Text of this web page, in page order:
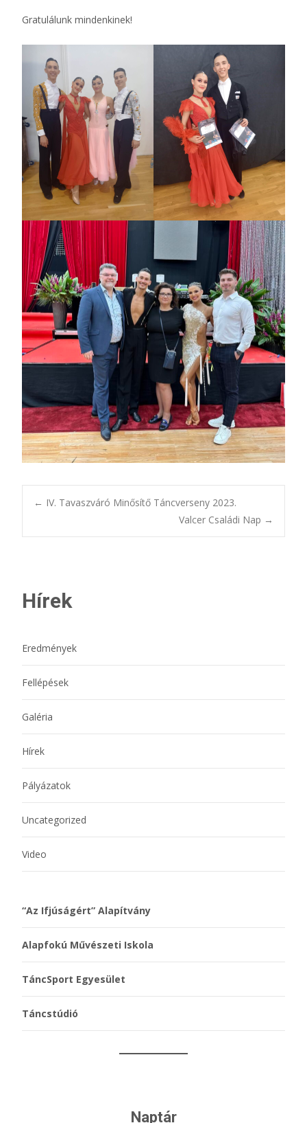
Gratulálunk mindenkinek!
← IV. Tavaszváró Minősítő Táncverseny 2023.
Valcer Családi Nap →
Hírek
Eredmények
Fellépések
Galéria
Hírek
Pályázatok
Uncategorized
Video
“Az Ifjúságért” Alapítvány
Alapfokú Művészeti Iskola
TáncSport Egyesület
Táncstúdió
Naptár